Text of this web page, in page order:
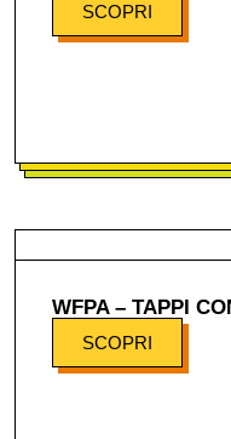
SCOPRI
WFPA – TAPPI
SCOPRI